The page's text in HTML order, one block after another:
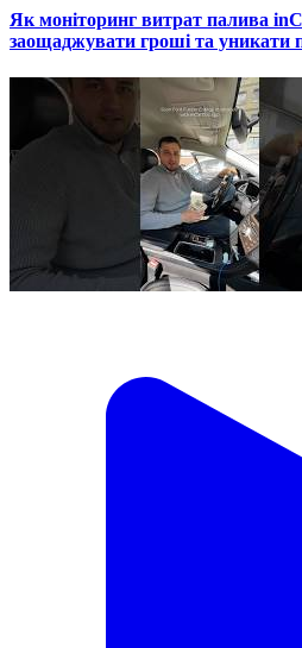
Як моніторинг витрат палива
заощаджувати гроші та уникати